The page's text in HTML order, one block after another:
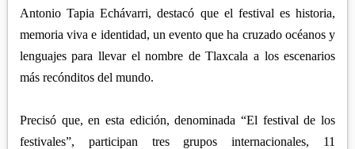
Antonio Tapia Echávarri, destacó que el festival es historia,
memoria viva e identidad, un evento que ha cruzado océanos y
lenguajes para llevar el nombre de Tlaxcala a los escenarios
más recónditos del mundo.
Precisó que, en esta edición, denominada “El festival de los
festivales”, participan tres grupos internacionales, 11